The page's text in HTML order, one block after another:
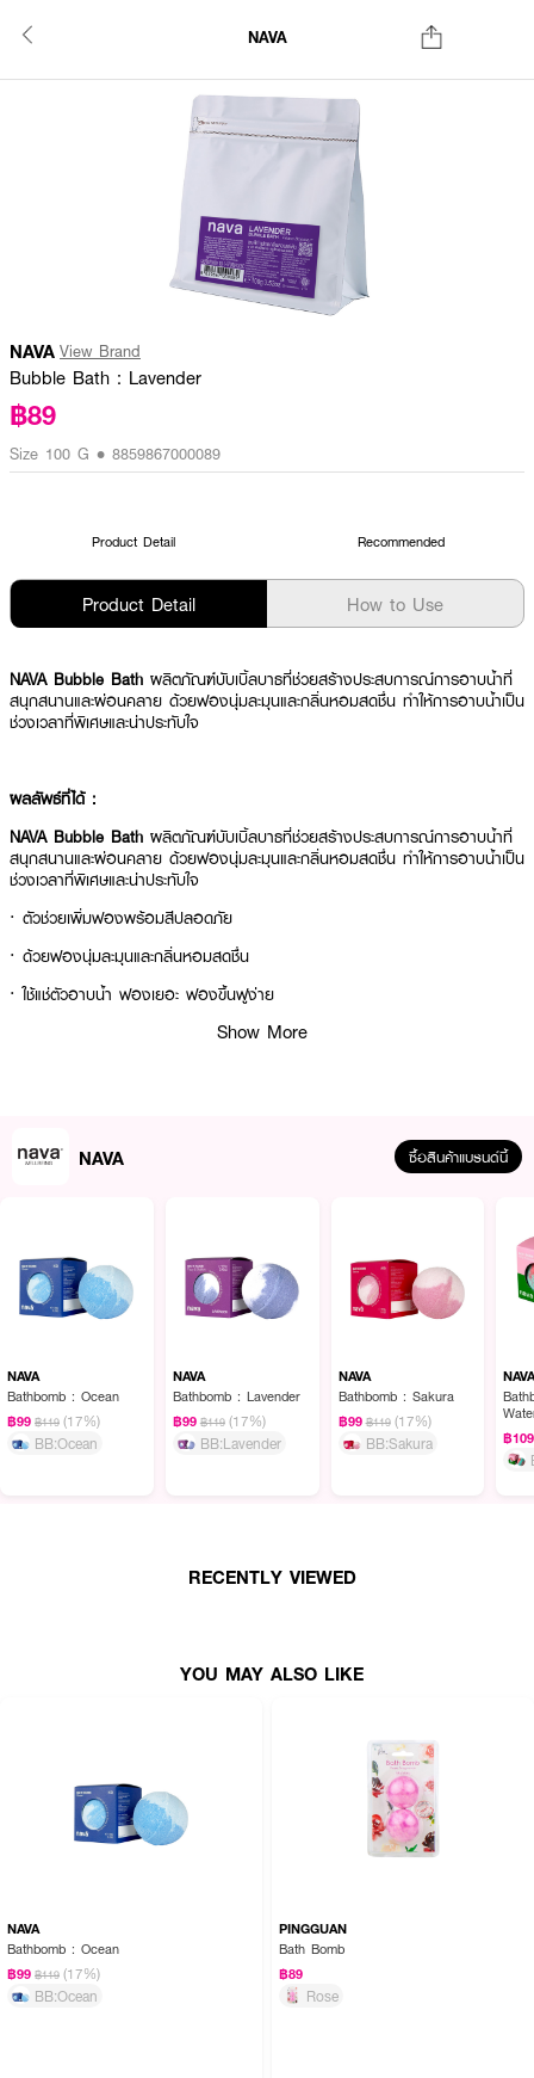
NAVA
NAVA View Brand
Bubble Bath : Lavender
฿89
Size 100 G • 8859867000089
Product Detail Recommended
Product Detail How to Use
NAVA Bubble Bath ผลิตภัณฑ์บับเบิ้ลบาธที่ช่วยสร้างประสบการณ์การอาบน้ำที่
สนุกสนานและผ่อนคลาย ด้วยฟองนุ่มละมุนและกลิ่นหอมสดชื่น ทำให้การอาบน้ำเป็น
ช่วงเวลาที่พิเศษและน่าประทับใจ
ผลลัพธ์ที่ได้ :
NAVA Bubble Bath ผลิตภัณฑ์บับเบิ้ลบาธที่ช่วยสร้างประสบการณ์การอาบน้ำที่
สนุกสนานและผ่อนคลาย ด้วยฟองนุ่มละมุนและกลิ่นหอมสดชื่น ทำให้การอาบน้ำเป็น
ช่วงเวลาที่พิเศษและน่าประทับใจ
· ตัวช่วยเพิ่มฟองพร้อมสีปลอดภัย
· ด้วยฟองนุ่มละมุนและกลิ่นหอมสดชื่น
·ใช้แช่ตัวอาบน้ำ ฟองเยอะ ฟองขึ้นฟูง่าย
How To Use :
3.เปิดน้ำใส่อ่างและฉีดน้ำแรงๆให้กระทบกับผงบับเบิ้ลบาธจะทำให้เกิดฟองในปริมาณ
มาก
4.ปรับระดับน้ำในอ่างอาบน้ำตามความต้องการเพื่อลงแช่
Show More
NAVA ซื้อสินค้าแบรนด์นี้
NAVA
Bathbomb : Ocean
฿99 ฿119 (17%)
BB:Ocean
NAVA
Bathbomb : Lavender
฿99 ฿119 (17%)
BB:Lavender
NAVA
Bathbomb : Sakura
฿99 ฿119 (17%)
BB:Sakura
฿109
RECENTLY VIEWED
YOU MAY ALSO LIKE
NAVA
Bathbomb : Ocean
฿99 ฿119 (17%)
BB:Ocean
PINGGUAN
Bath Bomb
฿89
Rose